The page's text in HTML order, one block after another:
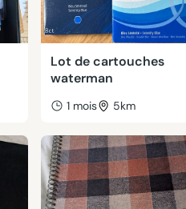
Lot de cartouches
waterman
1 mois 5km